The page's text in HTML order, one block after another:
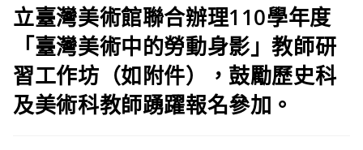
立臺灣美術館聯合辦理110學年度
「臺灣美術中的勞動身影」教師研
習工作坊（如附件），鼓勵歷史科
及美術科教師踴躍報名參加。